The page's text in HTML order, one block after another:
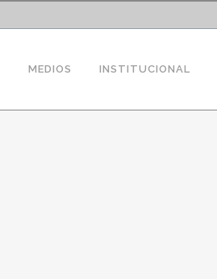
MEDIOS INSTITUCIONAL